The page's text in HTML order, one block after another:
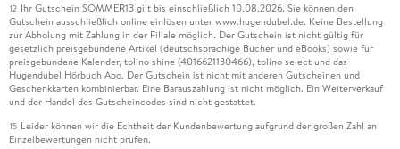
12 Ihr Gutschein SOMMER13 gilt bis einschließlich 10.08.2026. Sie können den
Gutschein ausschließlich online einlösen unter www.hugendubel.de. Keine Bestellung
zur Abholung mit Zahlung in der Filiale möglich. Der Gutschein ist nicht gültig für
gesetzlich preisgebundene Artikel (deutschsprachige Bücher und eBooks) sowie für
preisgebundene Kalender, tolino shine (4016621130466), tolino select und das
Hugendubel Hörbuch Abo. Der Gutschein ist nicht mit anderen Gutscheinen und
Geschenkkarten kombinierbar. Eine Barauszahlung ist nicht möglich. Ein Weiterverkauf
und der Handel des Gutscheincodes sind nicht gestattet.
15 Leider können wir die Echtheit der Kundenbewertung aufgrund der großen Zahl an
Einzelbewertungen nicht prüfen.